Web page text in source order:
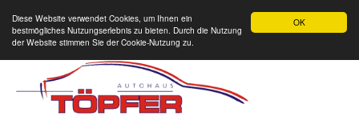
OK
Diese Website verwendet Cookies, um Ihnen ein
bestmögliches Nutzungserlebnis zu bieten. Durch die Nutzung
der Website stimmen Sie der Cookie-Nutzung zu.